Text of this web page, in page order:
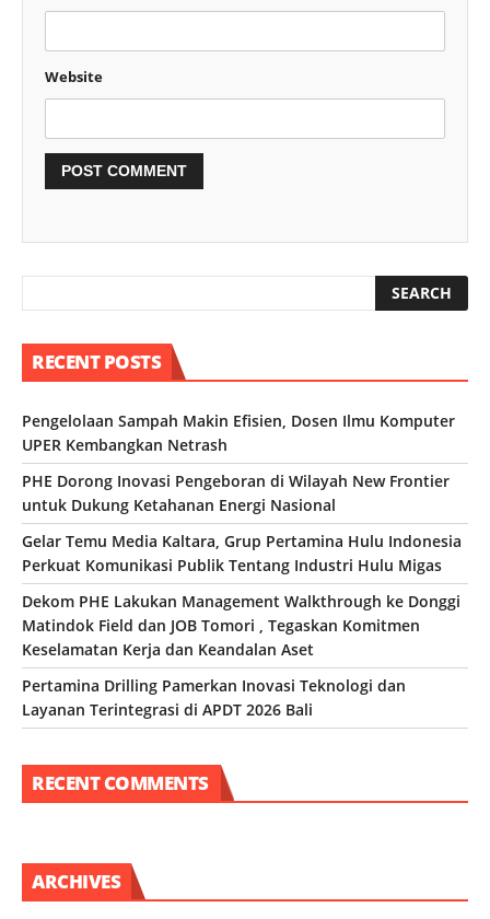
Website
RECENT POSTS
Pengelolaan Sampah Makin Efisien, Dosen Ilmu Komputer
UPER Kembangkan Netrash
PHE Dorong Inovasi Pengeboran di Wilayah New Frontier
untuk Dukung Ketahanan Energi Nasional
Gelar Temu Media Kaltara, Grup Pertamina Hulu Indonesia
Perkuat Komunikasi Publik Tentang Industri Hulu Migas
Dekom PHE Lakukan Management Walkthrough ke Donggi
Matindok Field dan JOB Tomori , Tegaskan Komitmen
Keselamatan Kerja dan Keandalan Aset
Pertamina Drilling Pamerkan Inovasi Teknologi dan
Layanan Terintegrasi di APDT 2026 Bali
RECENT COMMENTS
ARCHIVES